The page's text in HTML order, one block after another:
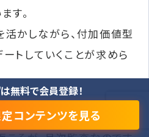
す。
かしながら、付加価値型
トしていくことが求めら
数字に強い税理士の力を
無料で会員登録！
コンテンツを見る